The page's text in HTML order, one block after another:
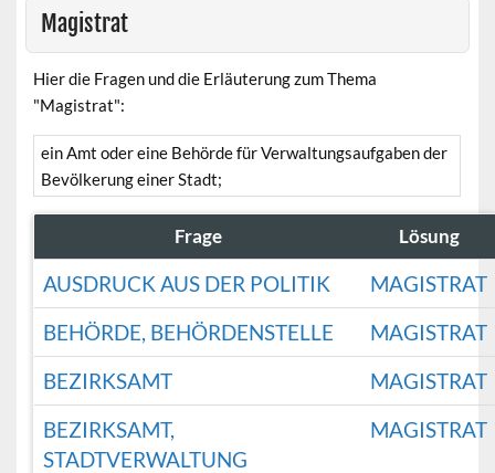
Magistrat
Hier die Fragen und die Erläuterung zum Thema
"Magistrat":
ein Amt oder eine Behörde für Verwaltungsaufgaben der
Bevölkerung einer Stadt;
Frage Lösung
AUSDRUCK AUS DER POLITIK
MAGISTRAT
BEHÖRDE, BEHÖRDENSTELLE
MAGISTRAT
BEZIRKSAMT
MAGISTRAT
BEZIRKSAMT,
STADTVERWALTUNG
MAGISTRAT